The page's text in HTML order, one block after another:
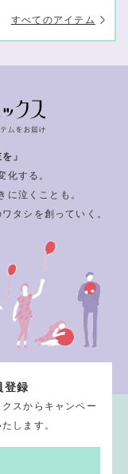
すべてのアイテム
」
化する。
に泣くことも。
タシを創っていく。
登録
スからキャンペー
します。